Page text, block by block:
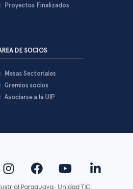
Proyectos Finalizados
DE SOCIOS
Mesas Sectoriales
Gremios socios
Asociarse a la UIP
Paraguaya · Unidad TIC